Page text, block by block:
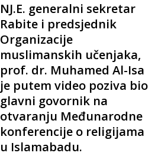
NJ.E. generalni sekretar
Rabite i predsjednik
Organizacije
muslimanskih učenjaka,
prof. dr. Muhamed Al-Isa
je putem video poziva bio
glavni govornik na
otvaranju Međunarodne
konferencije o religijama
u Islamabadu.